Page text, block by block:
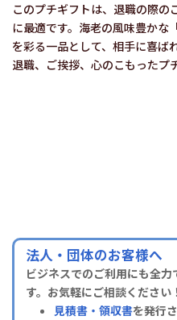
このプチギフトは、退職の際の
に最適です。海老の風味豊かな
を彩る一品として、相手に喜ば
退職、ご挨拶、心のこもったプ
法人・団体のお客様へ
ビジネスでのご利用にも全
す。お気軽にご相談ください！
見積書・領収書を発行